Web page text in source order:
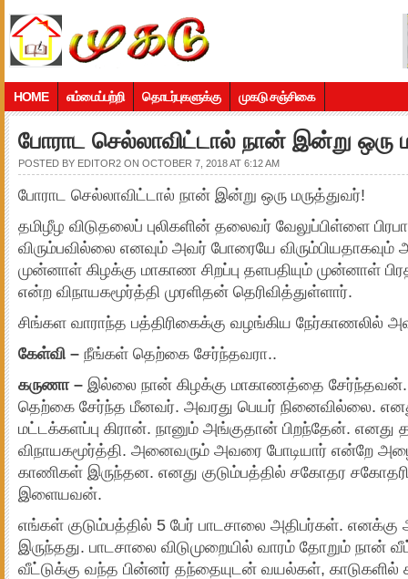
HOME எம்மைப்பற்றி தொடர்புகளுக்கு முகடு சஞ்சிகை
போராட செல்லாவிட்டால் நான் இன்று ஒரு
POSTED BY EDITOR2 ON OCTOBER 7, 2018 AT 6:12 AM
போராட செல்லாவிட்டால் நான் இன்று ஒரு மருத்துவர்!
தமிழீழ விடுதலைப் புலிகளின் தலைவர் வேலுப்பிள்ளை
விரும்பவில்லை எனவும் அவர் போரையே
முன்னாள் கிழக்கு மாகாண சிறப்பு தளபதியும் முன்னாள்
என்ற விநாயகமூர்த்தி முரளிதன் தெரிவித்துள்ளார்.
சிங்கள வாராந்த பத்திரிகைக்கு வழங்கிய நேர்காணலில்
கேள்வி – நீங்கள் தெற்கை சேர்ந்தவரா..
கருணா – இல்லை நான் கிழக்கு மாகாணத்தை சேர்ந்தவன்.
தெற்கை சேர்ந்த மீனவர். அவரது பெயர் நினைவில்லை.
மட்டக்களப்பு கிரான். நானும் அங்குதான் பிறந்தேன்.
விநாயகமூர்த்தி. அனைவரும் அவரை போடியார் என்றே
காணிகள் இருந்தன. எனது குடும்பத்தில் சகோதர
இளையவன்.
எங்கள் குடும்பத்தில் 5 பேர் பாடசாலை அதிபர்கள். எனக்கு
இருந்தது. பாடசாலை விடுமுறையில் வாரம் தோறும் நான்
வீட்டுக்கு வந்த பின்னர் தந்தையுடன் வயல்கள்,